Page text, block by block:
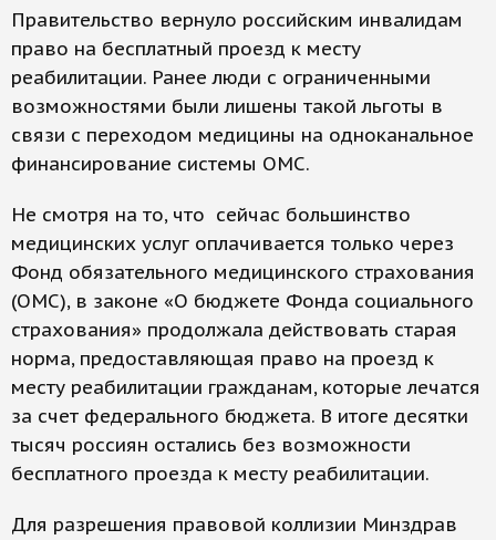
Правительство вернуло российским инвалидам
право на бесплатный проезд к месту
реабилитации. Ранее люди с ограниченными
возможностями были лишены такой льготы в
связи с переходом медицины на одноканальное
финансирование системы ОМС.
Не смотря на то, что сейчас большинство
медицинских услуг оплачивается только через
Фонд обязательного медицинского страхования
(ОМС), в законе «О бюджете Фонда социального
страхования» продолжала действовать старая
норма, предоставляющая право на проезд к
месту реабилитации гражданам, которые лечатся
за счет федерального бюджета. В итоге десятки
тысяч россиян остались без возможности
бесплатного проезда к месту реабилитации.
Для разрешения правовой коллизии Минздрав